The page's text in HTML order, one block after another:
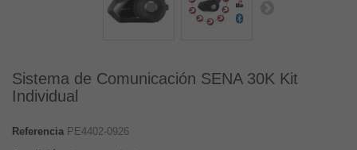
Sistema de Comunicación SENA 30K Kit
Individual
Referencia PE4402-0926